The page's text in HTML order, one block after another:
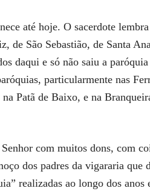
até hoje. O sacerdote
de São Sebastião, de Santa
daqui e só não saiu a
particularmente nas
Patã de Baixo, e na
com muitos dons, com
dos padres da vigararia que
realizadas ao longo dos anos